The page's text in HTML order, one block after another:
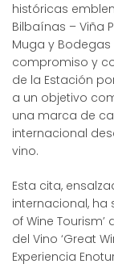
históricas
Bilbaínas – Viña
Muga y Bodegas
compromiso y
de la Estación
a un objetivo
una marca de
internacional
vino.
Esta cita,
internacional, ha
of Wine
del Vino ‘Great
Experiencia